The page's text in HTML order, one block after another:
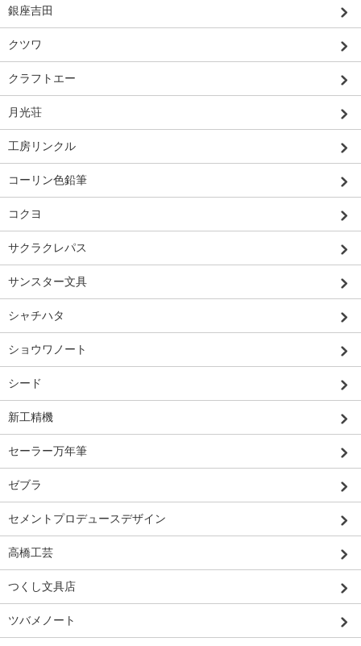
銀座吉田
クツワ
クラフトエー
月光荘
工房リンクル
コーリン色鉛筆
コクヨ
サクラクレパス
サンスター文具
シャチハタ
ショウワノート
シード
新工精機
セーラー万年筆
ゼブラ
セメントプロデュースデザイン
高橋工芸
つくし文具店
ツバメノート